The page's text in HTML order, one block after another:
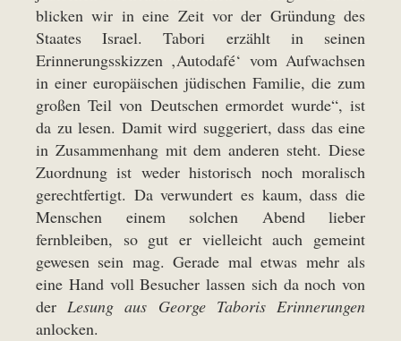
blicken wir in eine Zeit vor der Gründung des
Staates Israel. Tabori erzählt in seinen
Erinnerungsskizzen ‚Autodafé‘ vom Aufwachsen
in einer europäischen jüdischen Familie, die zum
großen Teil von Deutschen ermordet wurde“, ist
da zu lesen. Damit wird suggeriert, dass das eine
in Zusammenhang mit dem anderen steht. Diese
Zuordnung ist weder historisch noch moralisch
gerechtfertigt. Da verwundert es kaum, dass die
Menschen einem solchen Abend lieber
fernbleiben, so gut er vielleicht auch gemeint
gewesen sein mag. Gerade mal etwas mehr als
eine Hand voll Besucher lassen sich da noch von
derLesung aus George Taboris Erinnerungen
anlocken.